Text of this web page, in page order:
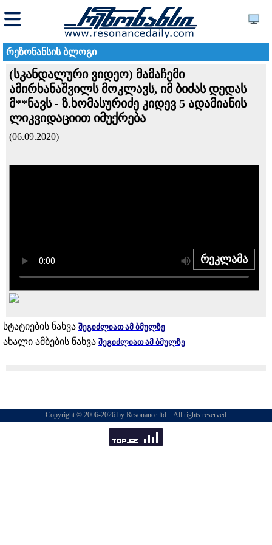
რეზონანსის ბლოგი
(სკანდალური ვიდეო) მამაჩემი
ამირხანაშვილს მოკლავს, იმ ბიძას დედას
მ**ნავს - ზ.ხომასურიძე კიდევ 5 ადამიანის
ლიკვიდაციით იმუქრება
(06.09.2020)
რეკლამა
სტატიების ნახვა შეგიძლიათ ამ ბმულზე
ახალი ამბების ნახვა შეგიძლიათ ამ ბმულზე
Copyright © 2006-2026 by Resonance ltd. . All rights reserved